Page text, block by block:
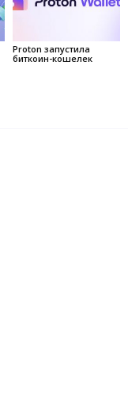
Proton запустила
биткоин-кошелек